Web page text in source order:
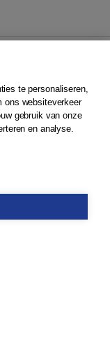
te personaliseren,
ons websiteverkeer
gebruik van onze
en analyse.